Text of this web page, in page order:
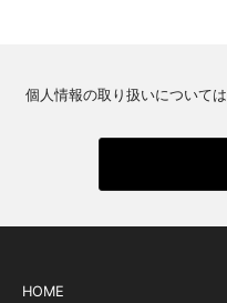
個人情報の取り扱いについては
HOME